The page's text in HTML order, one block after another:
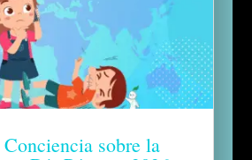
sobre la